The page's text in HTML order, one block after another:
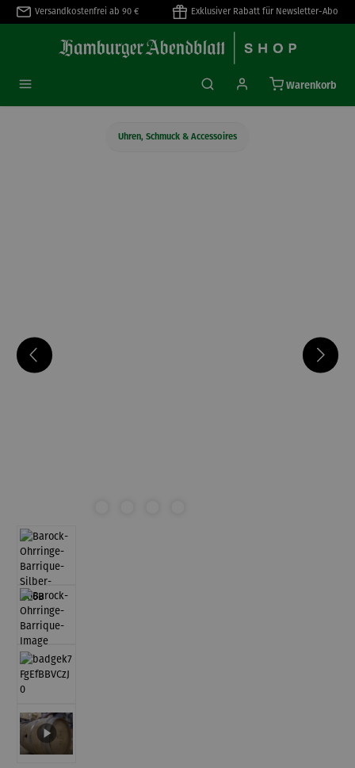
springen
Versandkostenfrei ab 90 € Exklusiver Rabatt für Newsletter-Abo
Warenkorb
Uhren, Schmuck & Accessoires